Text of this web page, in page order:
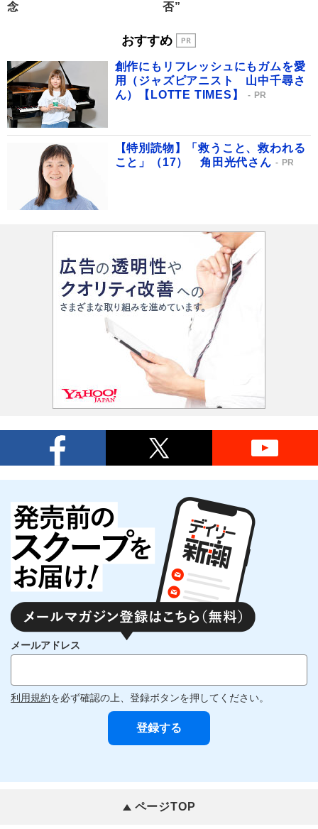
念
否”
おすすめ
創作にもリフレッシュにもガムを愛
用（ジャズピアニスト 山中千尋さ
ん）【LOTTE TIMES】
PR
【特別読物】「救うこと、救われる
こと」（17） 角田光代さん
PR
メールアドレス
利用規約を必ず確認の上、登録ボタンを押してください。
ページTOP